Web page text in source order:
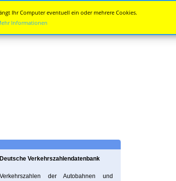
Deutsche Verkehrszahlendatenbank
Verkehrszahlen der Autobahnen und
Ihr Computer eventuell ein oder mehrere Cookies.
Informationen